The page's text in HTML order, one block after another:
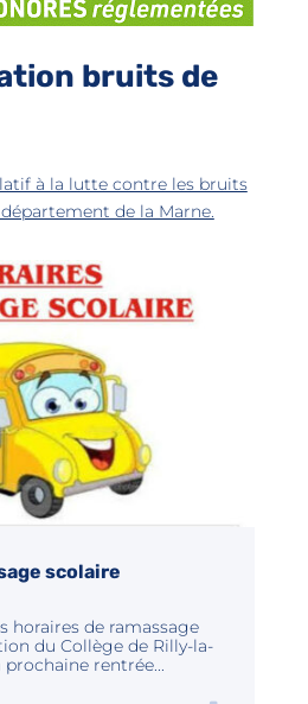
bruits de
à la lutte contre les bruits
de la Marne.
scolaire
horaires de ramassage
du Collège de Rilly-la-
rentrée...